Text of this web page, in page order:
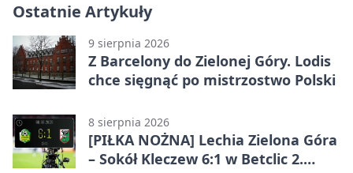
Ostatnie Artykuły
9 sierpnia 2026
Z Barcelony do Zielonej Góry. Lodis
chce sięgnąć po mistrzostwo Polski
8 sierpnia 2026
[PIŁKA NOŻNA] Lechia Zielona Góra
– Sokół Kleczew 6:1 w Betclic 2.